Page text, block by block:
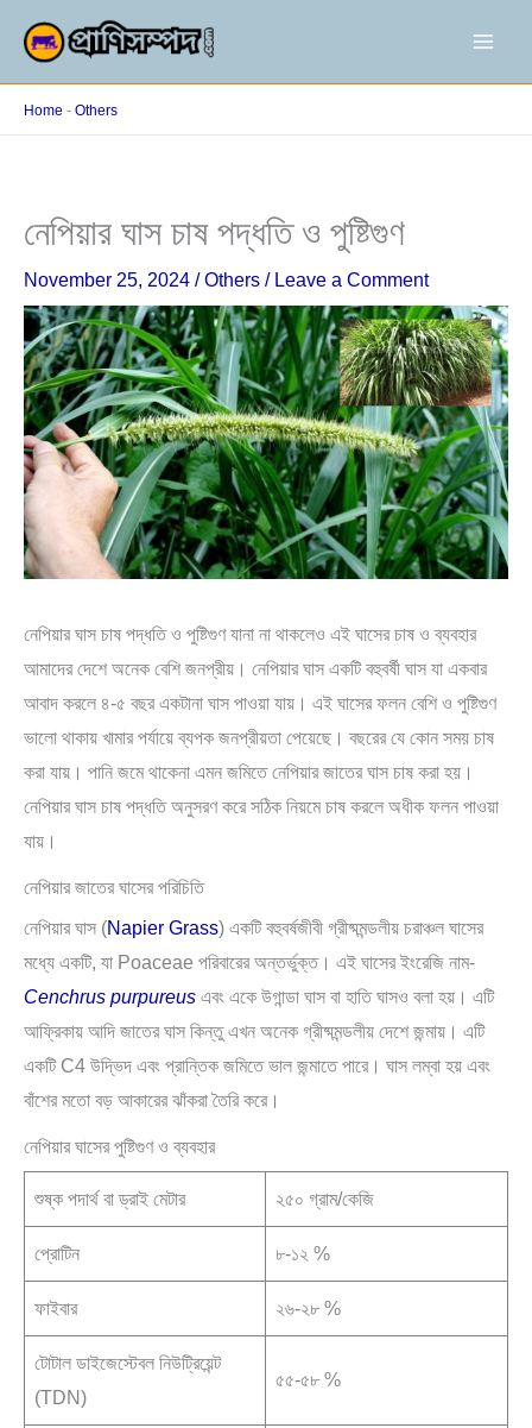
content
Home - Others
নেপিয়ার ঘাস চাষ পদ্ধতি ও পুষ্টিগুণ
November 25, 2024 /Others / Leave a Comment
নেপিয়ার ঘাস চাষ পদ্ধতি ও পুষ্টিগুণ যানা না থাকলেও এই ঘাসের চাষ ও ব্যবহার
আমাদের দেশে অনেক বেশি জনপ্রীয়। নেপিয়ার ঘাস একটি বহুবর্ষী ঘাস যা একবার
আবাদ করলে ৪-৫ বছর একটানা ঘাস পাওয়া যায়। এই ঘাসের ফলন বেশি ও পুষ্টিগুণ
ভালো থাকায় খামার পর্যায়ে ব্যপক জনপ্রীয়তা পেয়েছে। বছরের যে কোন সময় চাষ
করা যায়। পানি জমে থাকেনা এমন জমিতে নেপিয়ার জাতের ঘাস চাষ করা হয়।
নেপিয়ার ঘাস চাষ পদ্ধতি অনুসরণ করে সঠিক নিয়মে চাষ করলে অধীক ফলন পাওয়া
যায়।
নেপিয়ার জাতের ঘাসের পরিচিতি
নেপিয়ার ঘাস (Napier Grass) একটি বহুবর্ষজীবী গ্রীষ্মমন্ডলীয় চরাঞ্চল ঘাসের
মধ্যে একটি, যা Poaceae পরিবারের অন্তর্ভুক্ত। এই ঘাসের ইংরেজি নাম-
Cenchrus purpureus এবং একে উগান্ডা ঘাস বা হাতি ঘাসও বলা হয়। এটি
আফ্রিকায় আদি জাতের ঘাস কিন্তু এখন অনেক গ্রীষ্মমন্ডলীয় দেশে জন্মায়। এটি
একটি C4 উদ্ভিদ এবং প্রান্তিক জমিতে ভাল জন্মাতে পারে। ঘাস লম্বা হয় এবং
বাঁশের মতো বড় আকারের ঝাঁকরা তৈরি করে।
নেপিয়ার ঘাসের পুষ্টিগুণ ও ব্যবহার
শুষ্ক পদার্থ বা ড্রাই মেটার ২৫০ গ্রাম/কেজি
প্রোটিন ৮-১২ %
ফাইবার ২৬-২৮ %
টোটাল ডাইজেস্টেবল নিউট্রিয়েন্ট
(TDN)
৫৫-৫৮ %